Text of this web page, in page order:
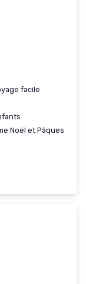
facile
Noël et Pâques